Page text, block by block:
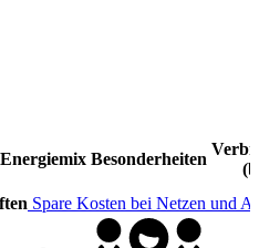
Energiemix Besonderheiten
Spare Kosten bei Netzen und